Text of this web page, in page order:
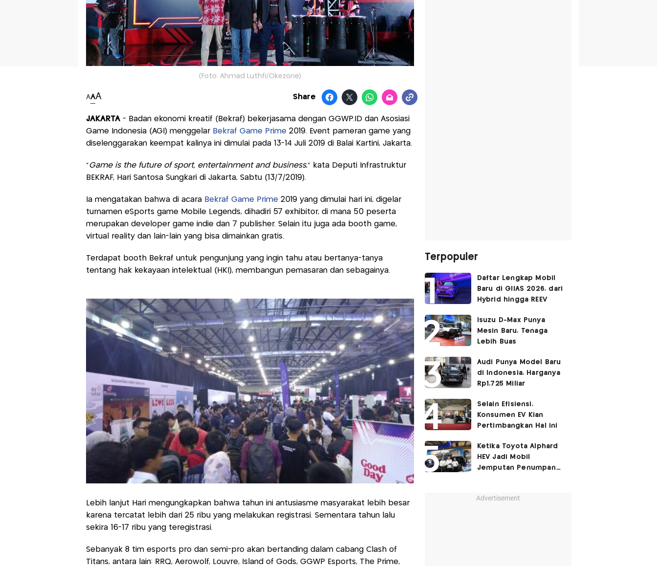
(Foto: Ahmad Luthfi/Okezone)
AAA Share
JAKARTA - Badan ekonomi kreatif (Bekraf) bekerjasama dengan GGWP.ID dan Asosiasi
Game Indonesia (AGI) menggelar Bekraf Game Prime2019. Event pameran game yang
diselenggarakan keempat kalinya ini dimulai pada 13-14 Juli 2019 di Balai Kartini, Jakarta.
" Game is the future of sport, entertainment and business," kata Deputi Infrastruktur
BEKRAF, Hari Santosa Sungkari di Jakarta, Sabtu (13/7/2019).
Ia mengatakan bahwa di acara Bekraf Game Prime2019 yang dimulai hari ini, digelar
turnamen eSports game Mobile Legends, dihadiri 57 exhibitor, di mana 50 peserta
merupakan developer game indie dan 7 publisher. Selain itu juga ada booth game,
virtual reality dan lain-lain yang bisa dimainkan gratis.
Terdapat booth Bekraf untuk pengunjung yang ingin tahu atau bertanya-tanya
tentang hak kekayaan intelektual (HKI), membangun pemasaran dan sebagainya.
Lebih lanjut Hari mengungkapkan bahwa tahun ini antusiasme masyarakat lebih besar
karena tercatat lebih dari 25 ribu yang melakukan registrasi. Sementara tahun lalu
sekira 16-17 ribu yang teregistrasi.
Sebanyak 8 tim esports pro dan semi-pro akan bertanding dalam cabang Clash of
Titans, antara lain: RRQ, Aerowolf, Louvre, Island of Gods, GGWP Esports, The Prime,
Terpopuler
Daftar Lengkap Mobil
Baru di GIIAS 2026, dari
Hybrid hingga REEV
Isuzu D-Max Punya
Mesin Baru, Tenaga
Lebih Buas
Audi Punya Model Baru
di Indonesia, Harganya
Rp1,725 Miliar
Selain Efisiensi,
Konsumen EV Kian
Pertimbangkan Hal ini
Ketika Toyota Alphard
HEV Jadi Mobil
Jemputan Penumpang
Advertisement